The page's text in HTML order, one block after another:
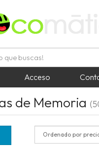
Acceso
de Memoria